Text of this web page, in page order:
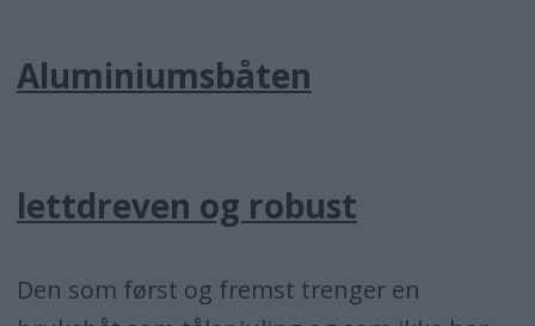
Aluminiumsbåten
lettdreven og robust
Den som først og fremst trenger en